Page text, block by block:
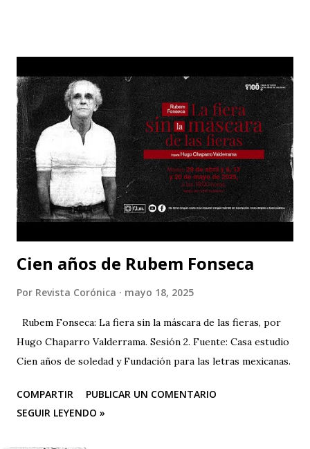
escribe, dirige e interpreta con Gerard Depardieu "Le
camion". Es autora también de "India song", entre otras
películas.
Cien años de Rubem Fonseca
Por Revista Corónica mayo 18, 2025
Rubem Fonseca: La fiera sin la máscara de las fieras, por
Hugo Chaparro Valderrama. Sesión 2. Fuente: Casa estudio
Cien años de soledad y Fundación para las letras mexicanas.
COMPARTIR
PUBLICAR UN COMENTARIO
SEGUIR LEYENDO »